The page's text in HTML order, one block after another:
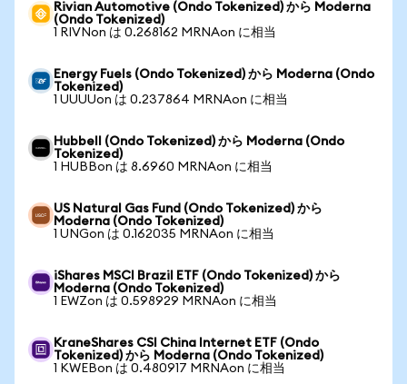
Rivian Automotive (Ondo Tokenized) から Moderna
(Ondo Tokenized)
1 RIVNon は 0.268162 MRNAon に相当
Energy Fuels (Ondo Tokenized) から Moderna (Ondo
Tokenized)
1 UUUUon は 0.237864 MRNAon に相当
Hubbell (Ondo Tokenized) から Moderna (Ondo
Tokenized)
1 HUBBon は 8.6960 MRNAon に相当
US Natural Gas Fund (Ondo Tokenized) から
Moderna (Ondo Tokenized)
1 UNGon は 0.162035 MRNAon に相当
iShares MSCI Brazil ETF (Ondo Tokenized) から
Moderna (Ondo Tokenized)
1 EWZon は 0.598929 MRNAon に相当
KraneShares CSI China Internet ETF (Ondo
Tokenized) から Moderna (Ondo Tokenized)
1 KWEBon は 0.480917 MRNAon に相当